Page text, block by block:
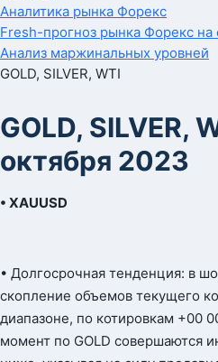
Аналитика рынка Форекс
Fresh-прогноз рынка Форекс на
Анализ маржинальных уровней
GOLD, SILVER, WTI
GOLD, SILVER,
октября 2023
• XAUUSD
• Долгосрочная тенденция: в
скопление объемов текущего
диапазоне, по котировкам +00
момент по GOLD совершаются